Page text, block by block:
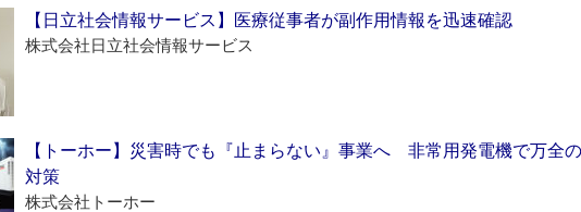
【日立社会情報サービス】医療従事者が副作用情報を迅速確認
株式会社日立社会情報サービス
【トーホー】災害時でも『止まらない』事業へ 非常用発電機で万全
対策
株式会社トーホー